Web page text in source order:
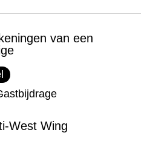
van een
West Wing